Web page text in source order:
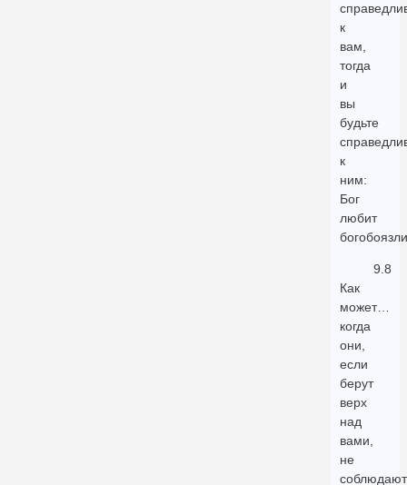
к
вам,
тогда
и
вы
будьте
к
ним:
Бог
любит
9.8
Как
может…
когда
они,
если
берут
верх
над
вами,
не
соблюдают